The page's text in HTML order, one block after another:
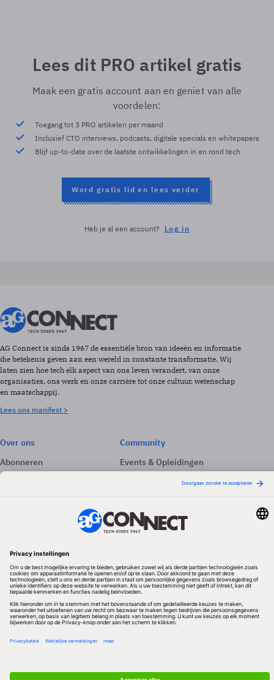
Lees dit PRO artikel gratis
Maak een gratis account aan en geniet van alle
voordelen:
Toegang tot 3 PRO artikelen per maand
Inclusief CTO interviews, podcasts, digitale specials en whitepapers
Blijf up-to-date over de laatste ontwikkelingen in en rond tech
Word gratis lid en lees verder
Heb je al een account? Log in
AG Connect is sinds 1967 de essentiële bron van ideeën en informatie
die betekenis geven aan een wereld in constante transformatie. Wij
laten zien hoe tech elk aspect van ons leven verandert, van onze
organisaties, ons werk en onze carrière tot onze cultuur, wetenschap
en maatschappij.
Lees ons manifest >
Over ons
Abonneren
Adverteren
Community
Events & Opleidingen
Volg ons
Redactionele partner
Algemene Voorwaarden & Copyrights